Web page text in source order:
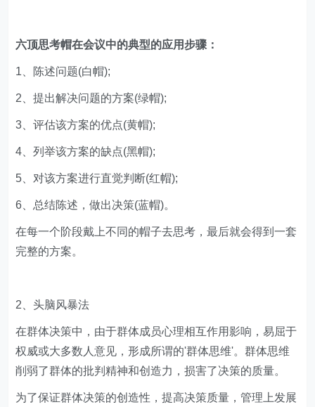
六顶思考帽在会议中的典型的应用步骤：
1、陈述问题(白帽);
2、提出解决问题的方案(绿帽);
3、评估该方案的优点(黄帽);
4、列举该方案的缺点(黑帽);
5、对该方案进行直觉判断(红帽);
6、总结陈述，做出决策(蓝帽)。
在每一个阶段戴上不同的帽子去思考，最后就会得到一套
完整的方案。
2、头脑风暴法
在群体决策中，由于群体成员心理相互作用影响，易屈于
权威或大多数人意见，形成所谓的'群体思维'。群体思维
削弱了群体的批判精神和创造力，损害了决策的质量。
为了保证群体决策的创造性，提高决策质量，管理上发展